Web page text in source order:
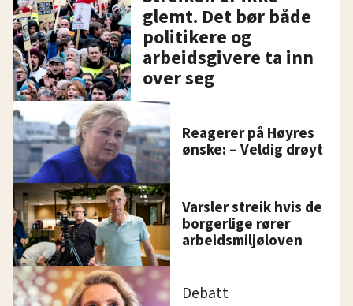
glemt. Det bør både
politikere og
arbeidsgivere ta inn
over seg
Reagerer på Høyres
ønske: – Veldig drøyt
Varsler streik hvis de
borgerlige rører
arbeidsmiljøloven
Debatt